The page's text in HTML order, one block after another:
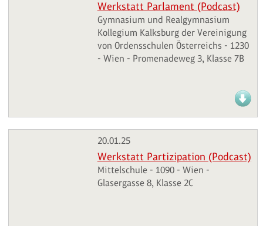
Werkstatt Parlament (Podcast)
Gymnasium und Realgymnasium
Kollegium Kalksburg der Vereinigung
von Ordensschulen Österreichs - 1230
- Wien - Promenadeweg 3, Klasse 7B
20.01.25
Werkstatt Partizipation (Podcast)
Mittelschule - 1090 - Wien -
Glasergasse 8, Klasse 2C